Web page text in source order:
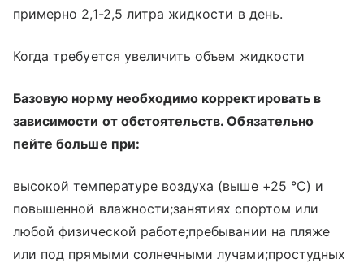
примерно 2,1-2,5 литра жидкости в день.
Когда требуется увеличить объем жидкости
Базовую норму необходимо корректировать в
зависимости от обстоятельств. Обязательно
пейте больше при:
высокой температуре воздуха (выше +25 °C) и
повышенной влажности;занятиях спортом или
любой физической работе;пребывании на пляже
или под прямыми солнечными лучами;простудных